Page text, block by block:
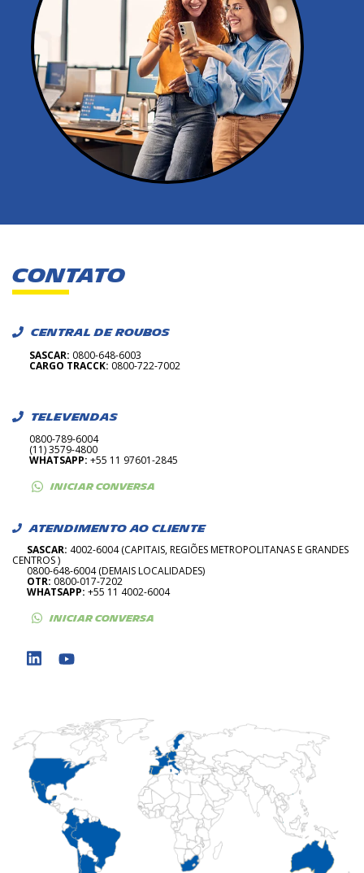
CONTATO
CENTRAL DE ROUBOS
SASCAR: 0800-648-6003
CARGO TRACCK: 0800-722-7002
TELEVENDAS
0800-789-6004
(11) 3579-4800
WHATSAPP: +55 11 97601-2845
INICIAR CONVERSA
ATENDIMENTO AO CLIENTE
SASCAR: 4002-6004 (CAPITAIS, REGIÕES METROPOLITANAS E GRANDES
CENTROS )
0800-648-6004 (DEMAIS LOCALIDADES)
OTR: 0800-017-7202
WHATSAPP: +55 11 4002-6004
INICIAR CONVERSA